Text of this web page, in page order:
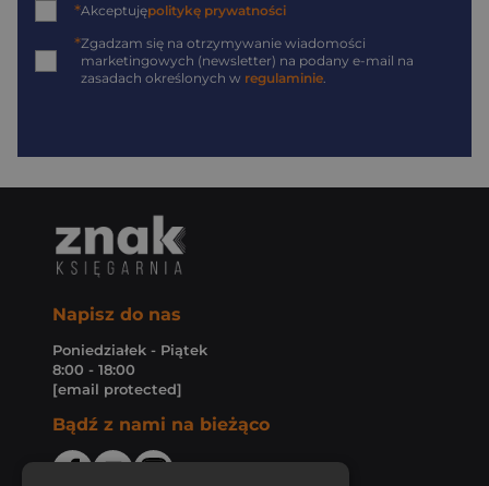
*Akceptujępolitykę prywatności
*Zgadzam się na otrzymywanie wiadomości
marketingowych (newsletter) na podany e-mail na
zasadach określonych w regulaminie.
Napisz do nas
Poniedziałek - Piątek
8:00 - 18:00
[email protected]
Bądź z nami na bieżąco